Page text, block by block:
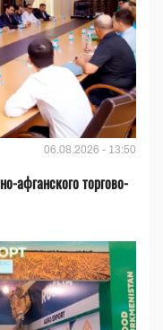
06.08.2026 - 13:50
афганского торгово-